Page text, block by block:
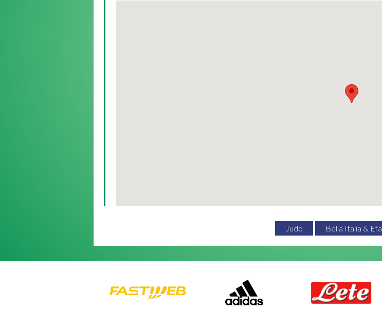
Judo Bella Italia &